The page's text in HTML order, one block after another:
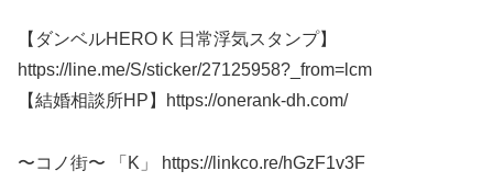
【ダンベルHERO K 日常浮気スタンプ】
https://line.me/S/sticker/27125958?_from=lcm
【結婚相談所HP】https://onerank-dh.com/
〜コノ街〜 「K」 https://linkco.re/hGzF1v3F